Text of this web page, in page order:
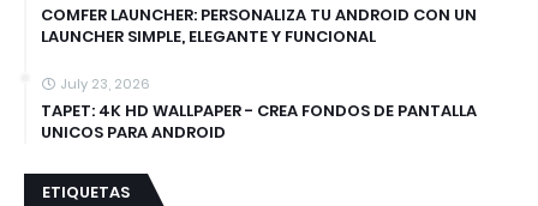
COMFER LAUNCHER: PERSONALIZA TU ANDROID CON UN
LAUNCHER SIMPLE, ELEGANTE Y FUNCIONAL
July 23, 2026
TAPET: 4K HD WALLPAPER - CREA FONDOS DE PANTALLA
UNICOS PARA ANDROID
ETIQUETAS